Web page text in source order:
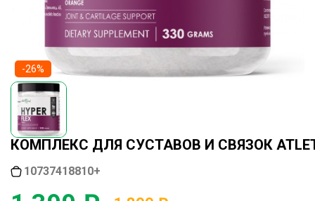
-26%
КОМПЛЕКС ДЛЯ СУСТАВОВ И СВЯЗОК
10737418810+